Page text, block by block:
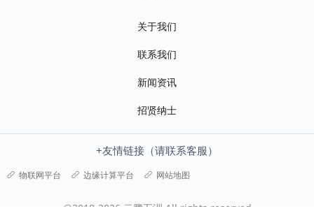
关于我们
联系我们
新闻资讯
招贤纳士
+友情链接（请联系客服）
物联网平台 边缘计算平台 网站地图
@2018-2026 云腾五洲 All rights reserved